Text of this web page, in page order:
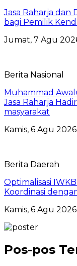
Jasa Raharja dan
bagi Pemilik
Jumat, 7 Agu
Berita Nasional
Muhammad
Jasa Raharja
masyarakat
Kamis, 6 Agu
Berita Daerah
Optimalisasi
Koordinasi
Kamis, 6 Agu
Pos-pos